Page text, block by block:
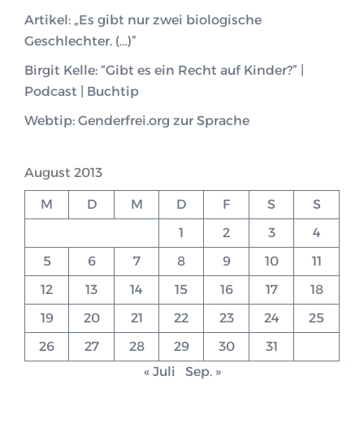
Artikel: „Es gibt nur zwei biologische
Geschlechter. (…)”
Birgit Kelle: “Gibt es ein Recht auf Kinder?” |
Podcast | Buchtip
Webtip: Genderfrei.org zur Sprache
August 2013
M D M D F S
S
1
2 3
4
5
6 7 8 9 10
11
12
13 14 15 16 17
18
19
20 21 22 23 24
25
26
27 28 29 30
31
« Juli
Sep. »